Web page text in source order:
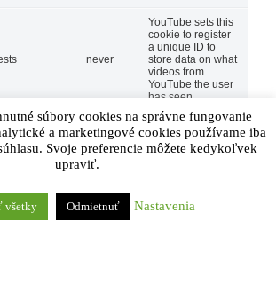
súbory cookies na správne fungovanie
a marketingové cookies používame iba
Svoje preferencie môžete kedykoľvek
upraviť.
všetky Odmietnuť Nastavenia
never
YouTube sets this
cookie to register
a unique ID to
store data on what
videos from
YouTube the user
has seen.
súbory cookie sú tie, ktoré sa